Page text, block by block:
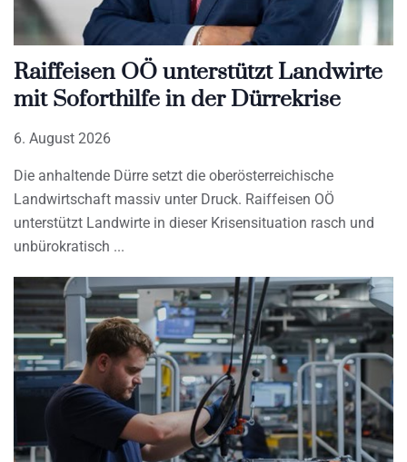
Raiffeisen OÖ unterstützt Landwirte
mit Soforthilfe in der Dürrekrise
6. August 2026
Die anhaltende Dürre setzt die oberösterreichische
Landwirtschaft massiv unter Druck. Raiffeisen OÖ
unterstützt Landwirte in dieser Krisensituation rasch und
unbürokratisch